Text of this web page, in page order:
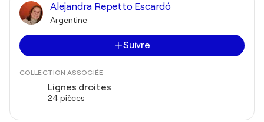
Alejandra Repetto Escardó
Argentine
Suivre
COLLECTION ASSOCIÉE
Lignes droites
24 pièces